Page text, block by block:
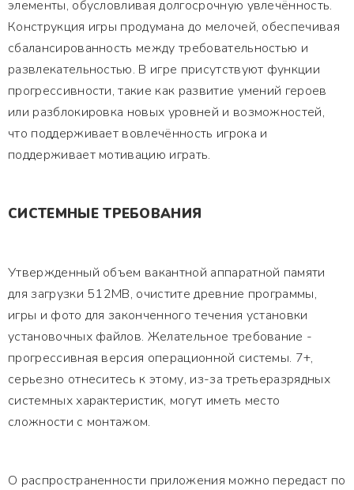
элементы, обусловливая долгосрочную увлечённость.
Конструкция игры продумана до мелочей, обеспечивая
сбалансированность между требовательностью и
развлекательностью. В игре присутствуют функции
прогрессивности, такие как развитие умений героев
или разблокировка новых уровней и возможностей,
что поддерживает вовлечённость игрока и
поддерживает мотивацию играть.
СИСТЕМНЫЕ ТРЕБОВАНИЯ
Утвержденный объем вакантной аппаратной памяти
для загрузки 512MB, очистите древние программы,
игры и фото для законченного течения установки
установочных файлов. Желательное требование -
прогрессивная версия операционной системы. 7+,
серьезно отнеситесь к этому, из-за третьеразрядных
системных характеристик, могут иметь место
сложности с монтажом.
О распространенности приложения можно передаст по